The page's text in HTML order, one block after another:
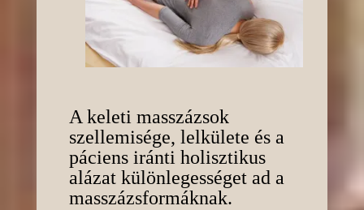
A keleti masszázsok
szellemisége, lelkülete és a
páciens iránti holisztikus
alázat különlegességet ad a
masszázsformáknak.